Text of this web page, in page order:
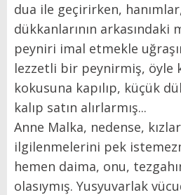
dua ile geçirirken,
dükkanlarının arkasındaki
peyniri imal etmekle
lezzetli bir peynirmiş, öyle
kokusuna kapılıp, küçük
kalıp satın alırlarmış...
Anne Malka, nedense,
ilgilenmelerini pek
hemen daima, onu,
olasıymış. Yusyuvarlak